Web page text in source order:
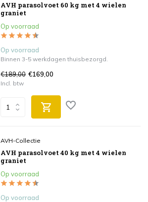
AVH parasolvoet 60 kg met 4 wielen
graniet
Op voorraad
Op voorraad
Binnen 3-5 werkdagen thuisbezorgd.
€189,00 €169,00
Incl. btw
AVH-Collectie
AVH parasolvoet 40 kg met 4 wielen
graniet
Op voorraad
Op voorraad